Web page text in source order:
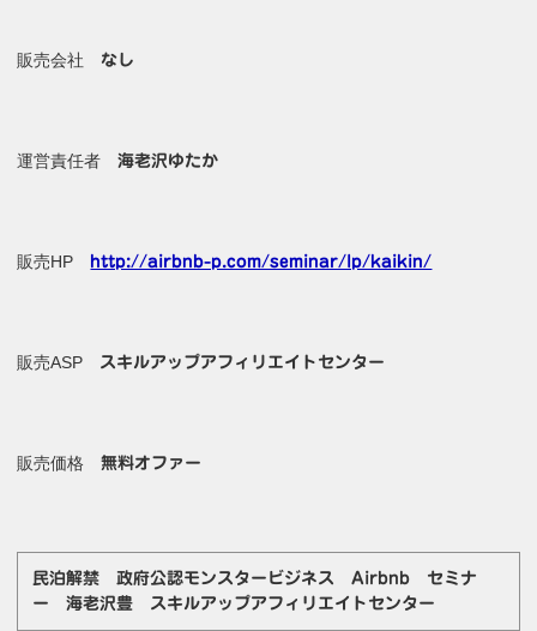
販売会社 なし
運営責任者海老沢ゆたか
販売HP http://airbnb-p.com/seminar/lp/kaikin/
販売ASP スキルアップアフィリエイトセンター
販売価格無料オファー
民泊解禁 政府公認モンスタービジネス Airbnb セミナ
ー 海老沢豊 スキルアップアフィリエイトセンター